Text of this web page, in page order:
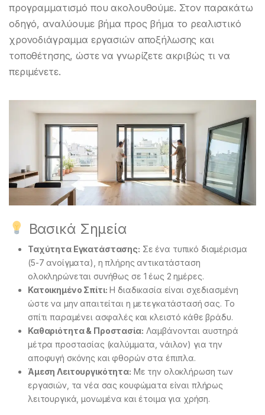
προγραμματισμό που ακολουθούμε. Στον παρακάτω
οδηγό, αναλύουμε βήμα προς βήμα το ρεαλιστικό
χρονοδιάγραμμα εργασιών αποξήλωσης και
τοποθέτησης, ώστε να γνωρίζετε ακριβώς τι να
περιμένετε.
Βασικά Σημεία
Ταχύτητα Εγκατάστασης: Σε ένα τυπικό διαμέρισμα
(5-7 ανοίγματα), η πλήρης αντικατάσταση
ολοκληρώνεται συνήθως σε 1 έως 2 ημέρες.
Κατοικημένο Σπίτι: Η διαδικασία είναι σχεδιασμένη
ώστε να μην απαιτείται η μετεγκατάστασή σας. Το
σπίτι παραμένει ασφαλές και κλειστό κάθε βράδυ.
Καθαριότητα & Προστασία: Λαμβάνονται αυστηρά
μέτρα προστασίας (καλύμματα, νάιλον) για την
αποφυγή σκόνης και φθορών στα έπιπλα.
Άμεση Λειτουργικότητα: Με την ολοκλήρωση των
εργασιών, τα νέα σας κουφώματα είναι πλήρως
λειτουργικά, μονωμένα και έτοιμα για χρήση.